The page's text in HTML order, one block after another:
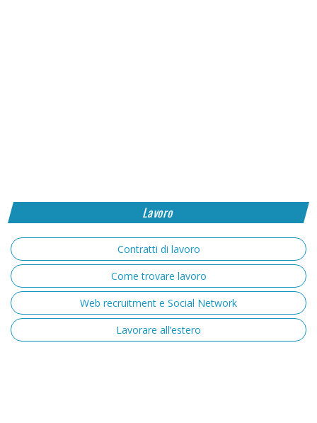
Lavoro
Contratti di lavoro
Come trovare lavoro
Web recruitment e Social Network
Lavorare all’estero